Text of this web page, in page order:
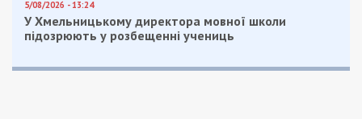
Facebook
Telegram
Twitter
WhatsApp
ViberEmail
Категории: Суспільство | Метки:
обстріл